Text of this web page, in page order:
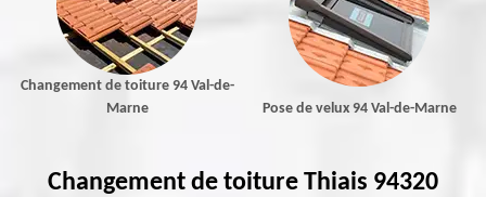
Changement de toiture 94 Val-de-
Marne
Pose de velux 94 Val-de-Marne
Changement de toiture Thiais 94320